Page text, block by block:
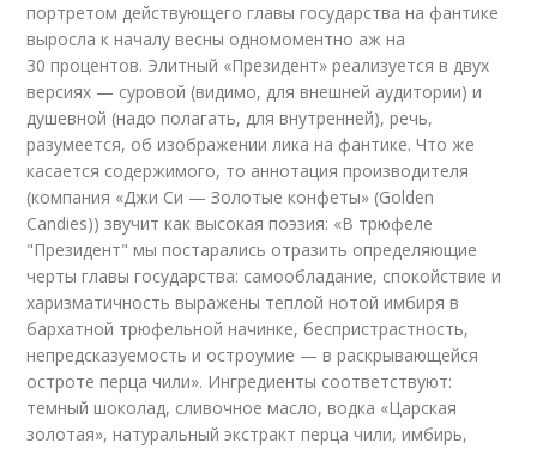
портретом действующего главы государства на фантике
выросла к началу весны одномоментно аж на
30 процентов. Элитный «Президент» реализуется в двух
версиях — суровой (видимо, для внешней аудитории) и
душевной (надо полагать, для внутренней), речь,
разумеется, об изображении лика на фантике. Что же
касается содержимого, то аннотация производителя
(компания «Джи Си — Золотые конфеты» (Golden
Candies)) звучит как высокая поэзия: «В трюфеле
"Президент" мы постарались отразить определяющие
черты главы государства: самообладание, спокойствие и
харизматичность выражены теплой нотой имбиря в
бархатной трюфельной начинке, беспристрастность,
непредсказуемость и остроумие — в раскрывающейся
остроте перца чили». Ингредиенты соответствуют:
темный шоколад, сливочное масло, водка «Царская
золотая», натуральный экстракт перца чили, имбирь,